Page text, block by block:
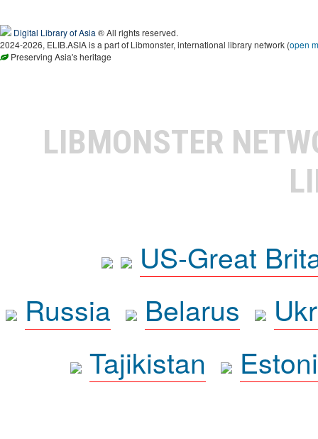
Digital Library of Asia ® All rights reserved.
2024-2026, ELIB.ASIA is a part of Libmonster, international library network (open
Preserving Asia's heritage
LIBMONSTER
US-Great
Russia
Belarus
Tajikistan